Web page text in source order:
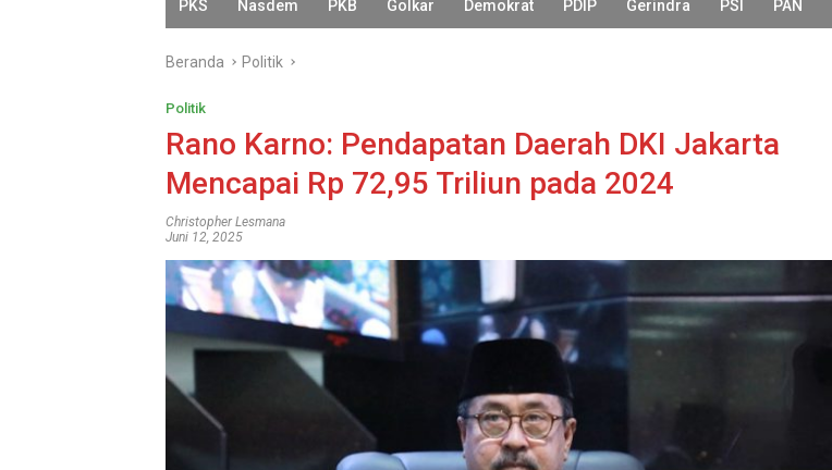
e
PKS Nasdem PKB Golkar Demokrat PDIP Gerindra PSI PAN
Beranda Politik
Politik
Rano Karno: Pendapatan Daerah DKI Jakarta
Mencapai Rp 72,95 Triliun pada 2024
Christopher Lesmana
Juni 12, 2025